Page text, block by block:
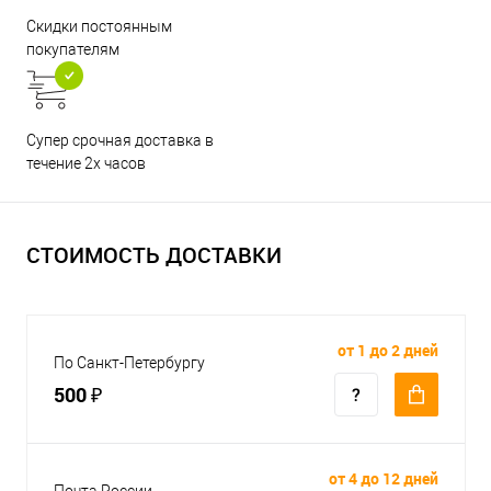
Скидки постоянным
покупателям
Супер срочная доставка в
течение 2х часов
СТОИМОСТЬ ДОСТАВКИ
По Санкт-Петербургу
500 ₽
от 1 до 2 дней
от 4 до 12 дней